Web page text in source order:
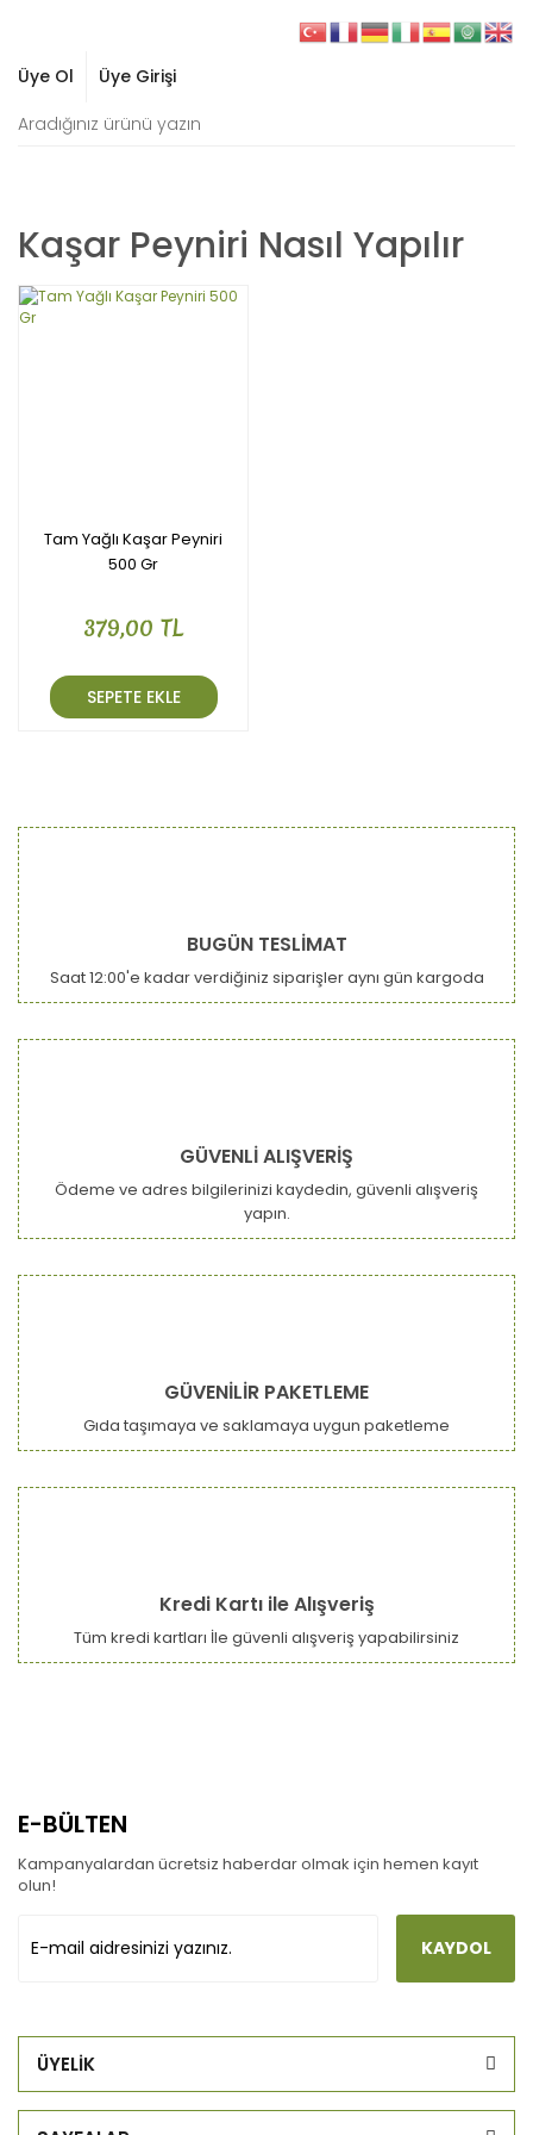
Üye Ol Üye Girişi
Kaşar Peyniri Nasıl Yapılır
Tam Yağlı Kaşar Peyniri
500 Gr
379,00 TL
SEPETE EKLE
BUGÜN TESLİMAT
Saat 12:00'e kadar verdiğiniz siparişler aynı gün kargoda
GÜVENLİ ALIŞVERİŞ
Ödeme ve adres bilgilerinizi kaydedin, güvenli alışveriş
yapın.
GÜVENİLİR PAKETLEME
Gıda taşımaya ve saklamaya uygun paketleme
Kredi Kartı ile Alışveriş
Tüm kredi kartları İle güvenli alışveriş yapabilirsiniz
E-BÜLTEN
Kampanyalardan ücretsiz haberdar olmak için hemen kayıt
olun!
KAYDOL
ÜYELİK